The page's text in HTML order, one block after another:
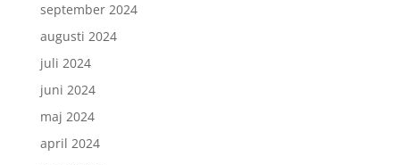
september 2024
augusti 2024
juli 2024
juni 2024
maj 2024
april 2024